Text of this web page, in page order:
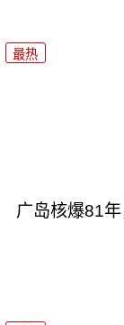
最热
广岛核爆81